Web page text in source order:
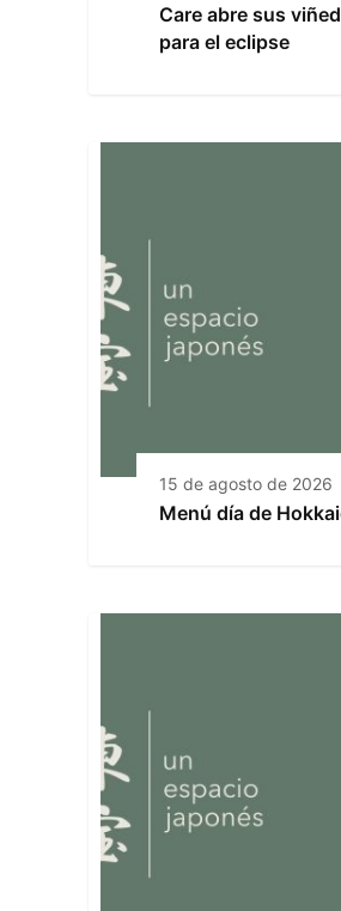
Care abre sus
para el eclipse
15 de agosto de 2026
Menú día de